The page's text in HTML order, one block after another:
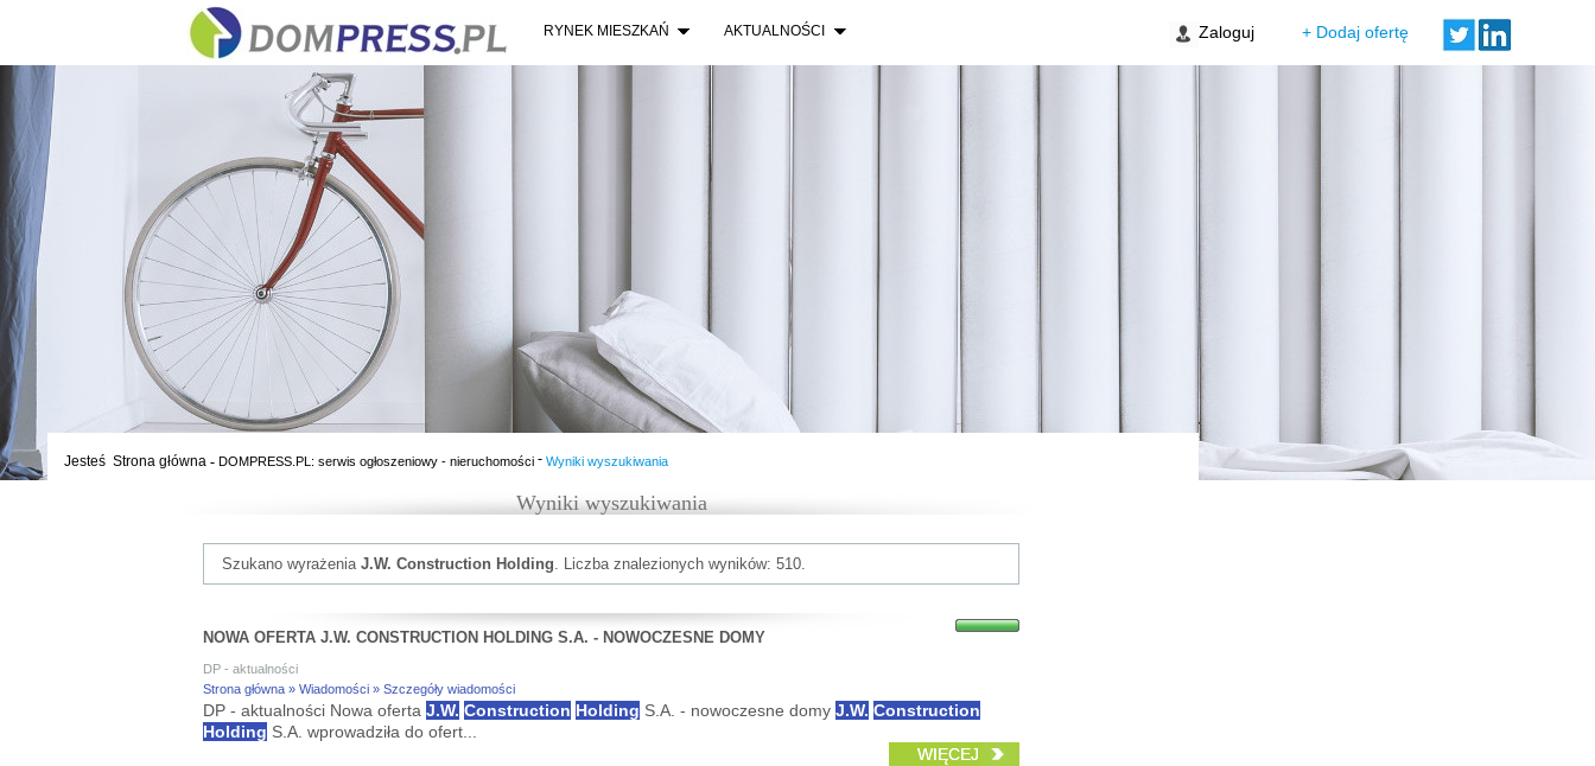
RYNEK MIESZKAŃ AKTUALNOŚCI + Dodaj ofertę
Zaloguj
Jesteś Strona główna - DOMPRESS.PL: serwis ogłoszeniowy - nieruchomości - Wyniki wyszukiwania
Wyniki wyszukiwania
Szukano wyrażenia J.W. Construction Holding. Liczba znalezionych wyników: 510.
NOWA OFERTA J.W. CONSTRUCTION HOLDING S.A. - NOWOCZESNE DOMY
DP - aktualności
Strona główna » Wiadomości » Szczegóły wiadomości
DP - aktualności Nowa oferta J.W. Construction Holding S.A. - nowoczesne domy J.W. Construction
Holding S.A. wprowadziła do ofert...
WIĘCEJ